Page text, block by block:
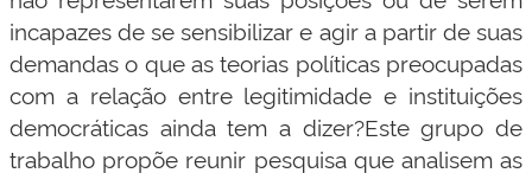
incapazes de se sensibilizar e agir a partir de suas
demandas o que as teorias políticas preocupadas
com a relação entre legitimidade e instituições
democráticas ainda tem a dizer?Este grupo de
trabalho propõe reunir pesquisa que analisem as